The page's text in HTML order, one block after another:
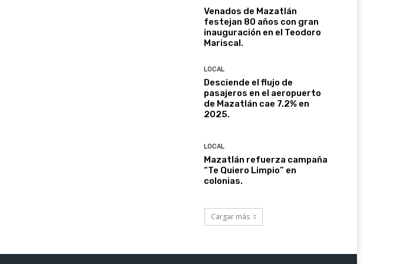
Venados de Mazatlán
festejan 80 años con gran
inauguración en el Teodoro
Mariscal.
LOCAL
Desciende el flujo de
pasajeros en el aeropuerto
de Mazatlán cae 7.2% en
2025.
LOCAL
Mazatlán refuerza campaña
“Te Quiero Limpio” en
colonias.
Cargar más